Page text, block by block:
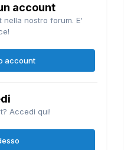
account
nostro forum. E'
account
Accedi qui!